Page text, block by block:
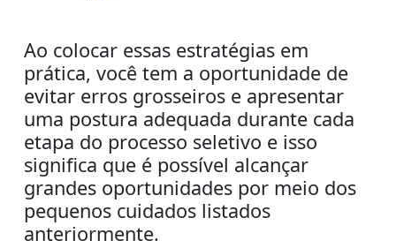
Ao colocar essas estratégias em
prática, você tem a oportunidade de
evitar erros grosseiros e apresentar
uma postura adequada durante cada
etapa do processo seletivo e isso
significa que é possível alcançar
grandes oportunidades por meio dos
pequenos cuidados listados
anteriormente.